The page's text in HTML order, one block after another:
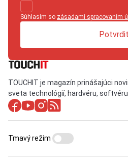
Súhlasím so zásadami spracovaním
TOUCHIT je magazín prinášajúci
sveta technológií, hardvéru,
Tmavý režim